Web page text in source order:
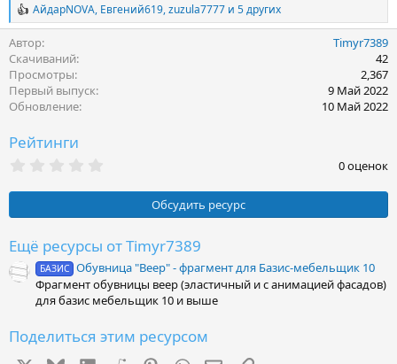
Р
е
а
к
ц
и
и
:
АйдарNOVA, Евгений619,zuzula7777 и 5 других
Автор
Timyr7389
Скачиваний
42
Просмотры
2,367
Первый выпуск
9 Май 2022
Обновление
10 Май 2022
Рейтинги
0
з
ё
з
д
0 оценок
Обсудить ресурс
Ещё ресурсы от Timyr7389
БАЗИС Обувница "Веер" - фрагмент для Базис-мебельщик 10
Фрагмент обувницы веер (эластичный и с анимацией фасадов)
для базис мебельщик 10 и выше
Поделиться этим ресурсом